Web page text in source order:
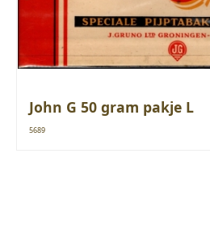
John G 50 gram pakje L
5689